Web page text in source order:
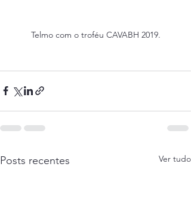
Telmo com o troféu CAVABH 2019.
Posts recentes Ver tudo